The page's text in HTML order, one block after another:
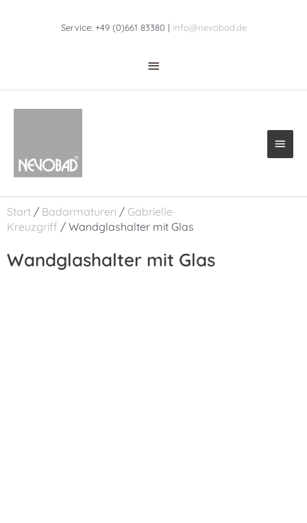
Service: +49 (0)661 83380 | info@nevobad.de
Header
Start / Badarmaturen / Gabrielle
Kreuzgriff / Wandglashalter mit Glas
Wandglashalter mit Glas